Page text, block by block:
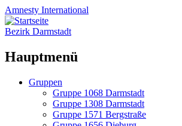
Amnesty International
Bezirk Darmstadt
Hauptmenü
Zum
Gruppen
Gruppe 1068 Darmstadt
Gruppe 1308 Darmstadt
Gruppe 1571 Bergstraße